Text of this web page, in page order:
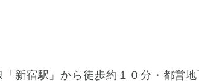
新宿駅」から徒歩約１０分・都営